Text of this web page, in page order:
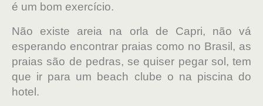
é um bom exercício.
Não existe areia na orla de Capri, não vá
esperando encontrar praias como no Brasil, as
praias são de pedras, se quiser pegar sol, tem
que ir para um beach clube o na piscina do
hotel.